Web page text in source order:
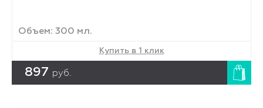
Объем: 300 мл.
Купить в 1 клик
897 руб.